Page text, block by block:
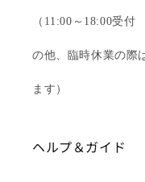
（11:00～18:00受
の他、臨時休業の際
ます）
ヘルプ＆ガイド